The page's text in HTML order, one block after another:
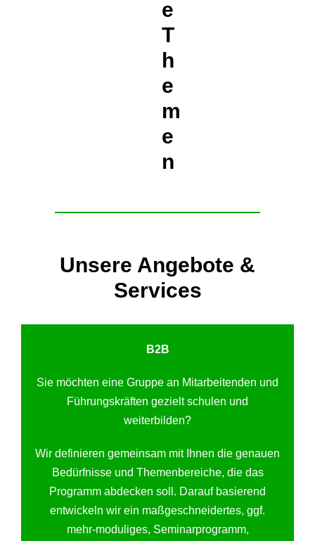
e
T
h
e
m
e
n
Unsere Angebote &
Services
B2B
Sie möchten eine Gruppe an Mitarbeitenden und
Führungskräften gezielt schulen und
weiterbilden?
Wir definieren gemeinsam mit Ihnen die genauen
Bedürfnisse und Themenbereiche, die das
Programm abdecken soll. Darauf basierend
entwickeln wir ein maßgeschneidertes, ggf.
mehr-moduliges, Seminarprogramm,